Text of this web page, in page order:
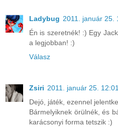
Ladybug 2011. január 25.
Én is szeretnék! :) Egy
a legjobban! :)
Válasz
Zsiri 2011. január 25. 12:01
Dejó, játék, ezennel
Bármelyiknek örülnék, és
karácsonyi forma tetszik :)